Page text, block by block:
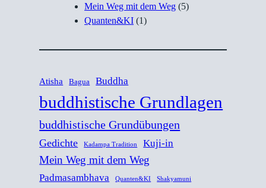
Mein Weg mit dem Weg (5)
Quanten&KI (1)
Atisha Bagua Buddha
buddhistische Grundlagen
buddhistische Grundübungen
Gedichte Kadampa Tradition Kuji-in
Mein Weg mit dem Weg
Padmasambhava Quanten&KI Shakyamuni